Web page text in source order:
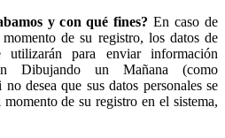
y con qué fines?En caso de
de su registro, los datos de
utilizarán para enviar información
Dibujando un Mañana (como
desea que sus datos personales se
de su registro en el sistema,